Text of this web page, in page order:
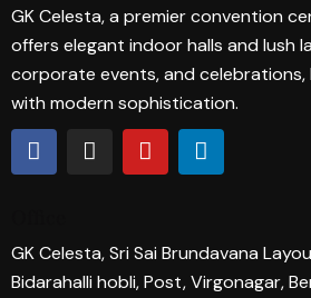
GK Celesta, a premier convention
offers elegant indoor halls and lush
corporate events, and
with modern sophistication.
GK Celesta, Sri Sai Brundavana
Bidarahalli hobli, Post, Virgonagar,